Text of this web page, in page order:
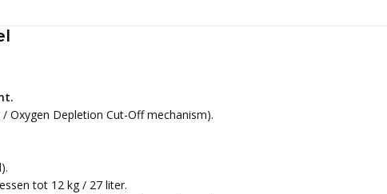
Oxygen Depletion Cut-Off mechanism).
tot 12 kg / 27 liter.